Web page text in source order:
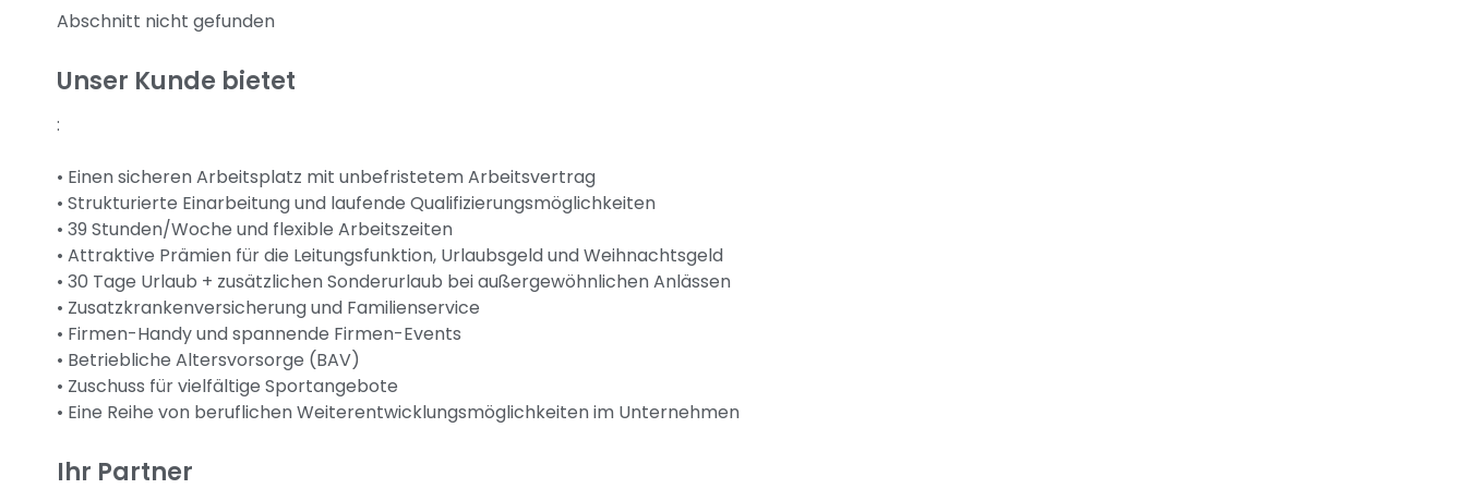
Abschnitt nicht gefunden
Unser Kunde bietet
:
• Einen sicheren Arbeitsplatz mit unbefristetem Arbeitsvertrag
• Strukturierte Einarbeitung und laufende Qualifizierungsmöglichkeiten
• 39 Stunden/Woche und flexible Arbeitszeiten
• Attraktive Prämien für die Leitungsfunktion, Urlaubsgeld und Weihnachtsgeld
• 30 Tage Urlaub + zusätzlichen Sonderurlaub bei außergewöhnlichen Anlässen
• Zusatzkrankenversicherung und Familienservice
• Firmen-Handy und spannende Firmen-Events
• Betriebliche Altersvorsorge (BAV)
• Zuschuss für vielfältige Sportangebote
• Eine Reihe von beruflichen Weiterentwicklungsmöglichkeiten im Unternehmen
Ihr Partner